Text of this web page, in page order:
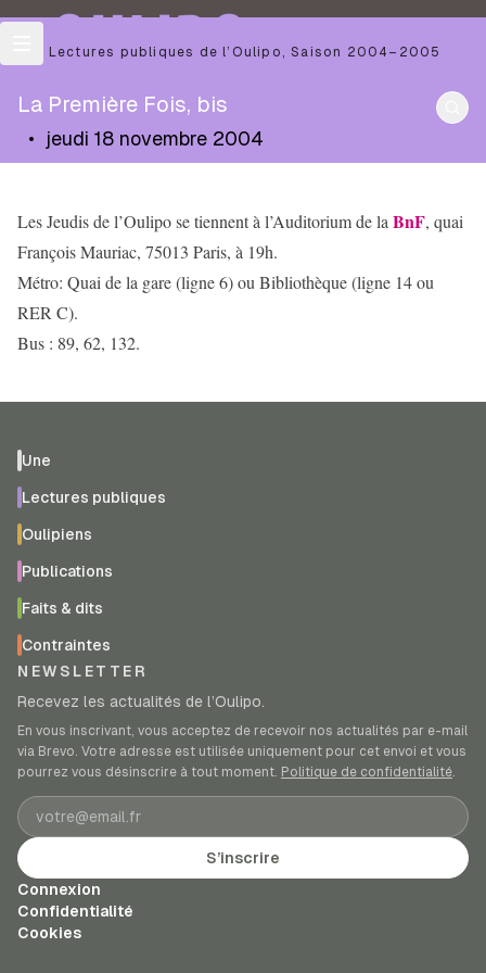
OULIPO
Les Lectures publiques de l’Oulipo ,Saison 2004–2005
La Première Fois, bis
• jeudi 18 novembre 2004
Les Jeudis de l’Oulipo se tiennent à l’Auditorium de la BnF, quai
François Mauriac, 75013 Paris, à 19h.
Métro: Quai de la gare (ligne 6) ou Bibliothèque (ligne 14 ou
RER C).
Bus : 89, 62, 132.
Une
Lectures publiques
Oulipiens
Publications
Faits & dits
Contraintes
NEWSLETTER
Recevez les actualités de l’Oulipo.
En vous inscrivant, vous acceptez de recevoir nos actualités par e-mail
via Brevo. Votre adresse est utilisée uniquement pour cet envoi et vous
pourrez vous désinscrire à tout moment. Politique de confidentialité.
Adresse e-mail
S’inscrire
Connexion
Confidentialité
Cookies